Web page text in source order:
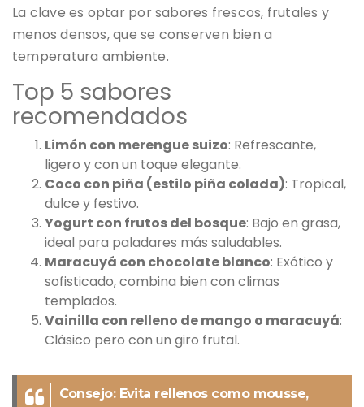
La clave es optar por sabores frescos, frutales y
menos densos, que se conserven bien a
temperatura ambiente.
Top 5 sabores
recomendados
Limón con merengue suizo: Refrescante,
ligero y con un toque elegante.
Coco con piña (estilo piña colada): Tropical,
dulce y festivo.
Yogurt con frutos del bosque: Bajo en grasa,
ideal para paladares más saludables.
Maracuyá con chocolate blanco: Exótico y
sofisticado, combina bien con climas
templados.
Vainilla con relleno de mango o maracuyá:
Clásico pero con un giro frutal.
Consejo: Evita rellenos como mousse,